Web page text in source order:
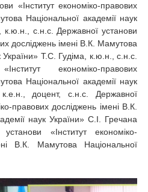
«Інститут економіко-правових
Національної академії наук
к.ю.н., с.н.с. Державної установи
досліджень імені В.К. Мамутова
України» Т.С. Гудіма, к.ю.н., с.н.с.
економіко-правових
Національної академії наук
доцент, с.н.с. Державної
правових досліджень імені В.К.
наук України» С.І. Гречана
«Інститут економіко-
В.К. Мамутова Національної